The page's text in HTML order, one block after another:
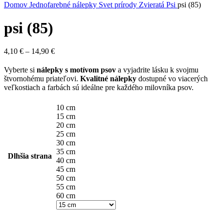
Domov Jednofarebné nálepky Svet prírody Zvieratá Psi psi (85)
psi (85)
4,10 € – 14,90 €Price
4,10 €
through
14,90 €
Vyberte si nálepky s motívom psov a vyjadrite lásku k svojmu
štvornohému priateľovi. Kvalitné nálepky dostupné vo viacerých
veľkostiach a farbách sú ideálne pre každého milovníka psov.
Dlhšia strana
10 cm
15 cm
20 cm
25 cm
30 cm
35 cm
40 cm
45 cm
50 cm
55 cm
60 cm